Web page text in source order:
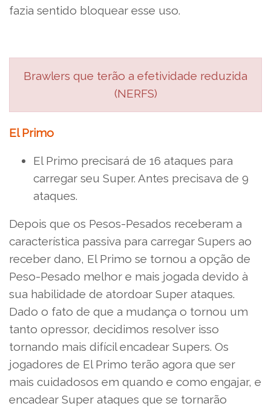
fazia sentido bloquear esse uso.
Brawlers que terão a efetividade reduzida
(NERFS)
El Primo
El Primo precisará de 16 ataques para
carregar seu Super. Antes precisava de 9
ataques.
Depois que os Pesos-Pesados receberam a
característica passiva para carregar Supers ao
receber dano, El Primo se tornou a opção de
Peso-Pesado melhor e mais jogada devido à
sua habilidade de atordoar Super ataques.
Dado o fato de que a mudança o tornou um
tanto opressor, decidimos resolver isso
tornando mais difícil encadear Supers. Os
jogadores de El Primo terão agora que ser
mais cuidadosos em quando e como engajar, e
encadear Super ataques que se tornarão